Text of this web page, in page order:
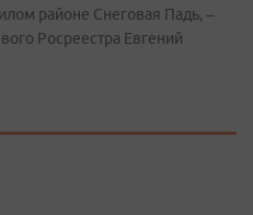
районе Снеговая Падь, –
Росреестра Евгений